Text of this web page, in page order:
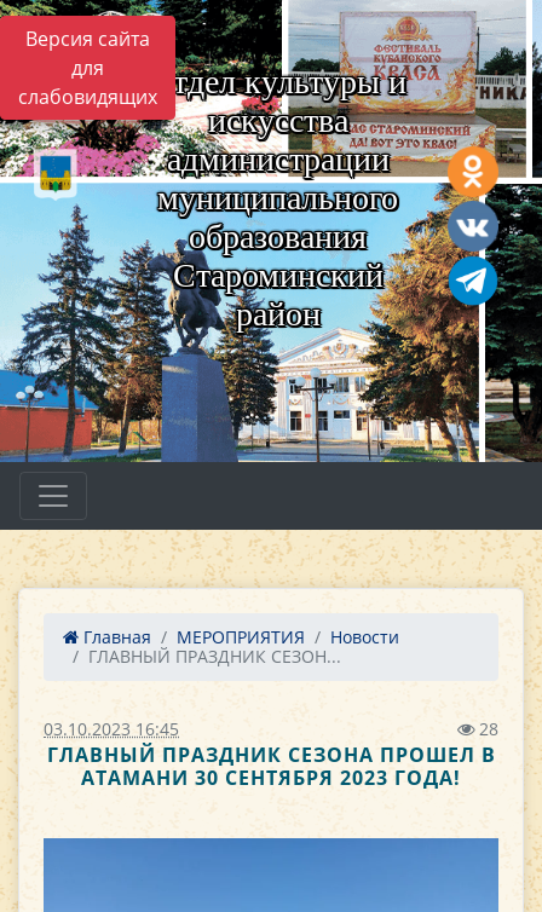
Версия сайта
для
слабовидящих Отдел культуры и
искусства
администрации
муниципального
образования
Староминский
район
Главная МЕРОПРИЯТИЯ
Новости
ГЛАВНЫЙ ПРАЗДНИК СЕЗОН...
03.10.2023 16:45 28
ГЛАВНЫЙ ПРАЗДНИК СЕЗОНА ПРОШЕЛ В
АТАМАНИ 30 СЕНТЯБРЯ 2023 ГОДА!